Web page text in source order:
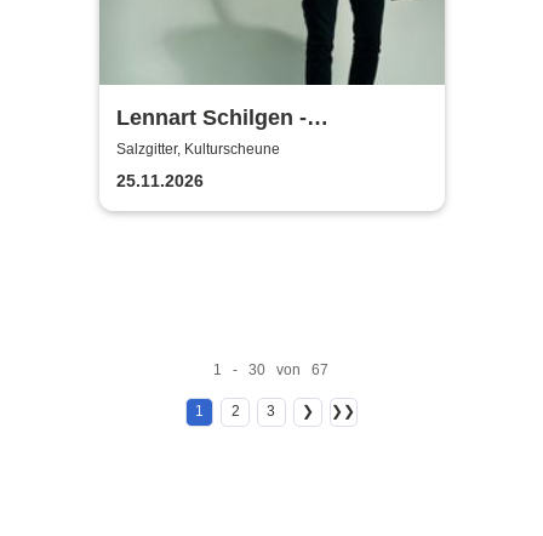
Lennart Schilgen -
Abwesenheitsnotizen
Salzgitter, Kulturscheune
25.11.2026
1 - 30 von 67
1 2 3 ❯ ❯❯